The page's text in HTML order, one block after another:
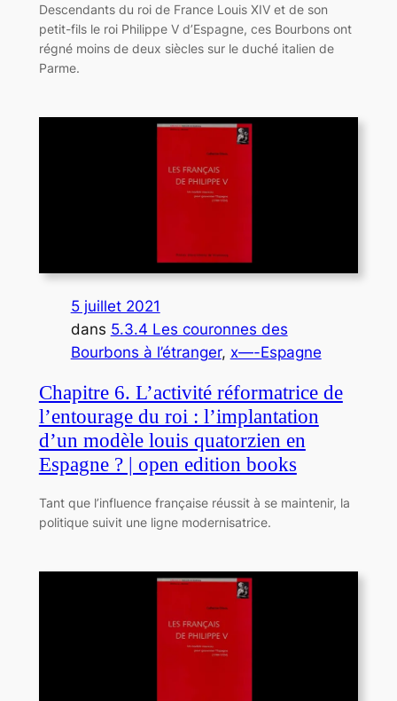
Descendants du roi de France Louis XIV et de son
petit-fils le roi Philippe V d’Espagne, ces Bourbons ont
régné moins de deux siècles sur le duché italien de
Parme.
5 juillet 2021
dans 5.3.4 Les couronnes des
Bourbons à l’étranger, x—-Espagne
Chapitre 6. L’activité réformatrice de
l’entourage du roi : l’implantation
d’un modèle louis quatorzien en
Espagne ? | open edition books
Tant que l’influence française réussit à se maintenir, la
politique suivit une ligne modernisatrice.